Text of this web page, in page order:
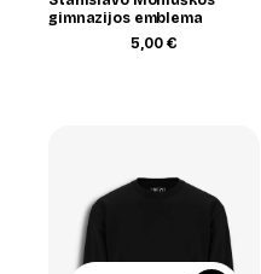
gimnazijos emblema
5,00 €